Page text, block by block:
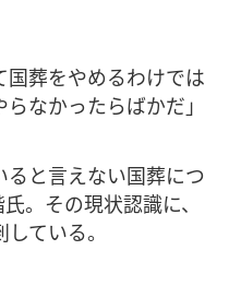
国葬をやめるわけでは
なかったらばかだ」
と言えない国葬につ
。その現状認識に、
ている。